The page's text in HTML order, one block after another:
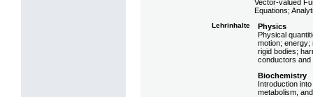
Lehrinhalte
Vector-valued
Equations;
Physics
Physical
motion; energy;
rigid bodies;
conductors and
Biochemistry
Introduction
metabolism,